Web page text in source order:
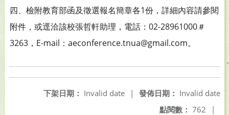
四、檢附教育部函及徵選報名簡章各1份，詳細內容請參閱
附件，或逕洽該校張哲軒助理，電話：02-28961000＃
3263，E-mail：aeconference.tnua@gmail.com。
發佈日期： Invalid date
下架日期： Invalid date
|
點閱數： 762 |